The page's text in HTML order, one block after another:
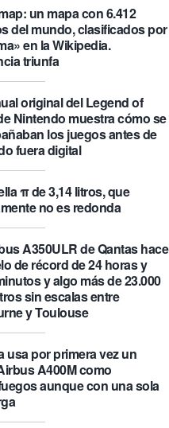
un mapa con 6.412
del mundo, clasificados por
en la Wikipedia.
triunfa
original del Legend of
Nintendo muestra cómo se
los juegos antes de
fuera digital
π de 3,14 litros, que
no es redonda
A350ULR de Qantas hace
de récord de 24 horas y
y algo más de 23.000
sin escalas entre
y Toulouse
usa por primera vez un
A400M como
aunque con una sola